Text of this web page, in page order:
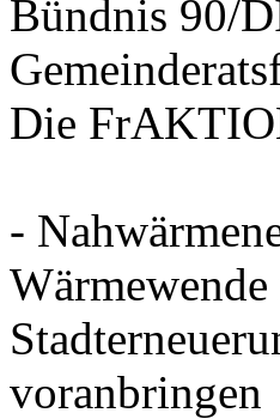
Bündnis 90/
Die
-
voranbringen